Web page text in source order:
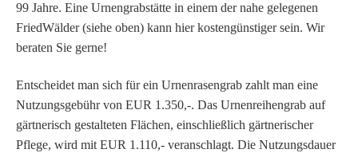
99 Jahre. Eine Urnengrabstätte in einem der nahe gelegenen
FriedWälder (siehe oben) kann hier kostengünstiger sein. Wir
beraten Sie gerne!
Entscheidet man sich für ein Urnenrasengrab zahlt man eine
Nutzungsgebühr von EUR 1.350,-. Das Urnenreihengrab auf
gärtnerisch gestalteten Flächen, einschließlich gärtnerischer
Pflege, wird mit EUR 1.110,- veranschlagt. Die Nutzungsdauer